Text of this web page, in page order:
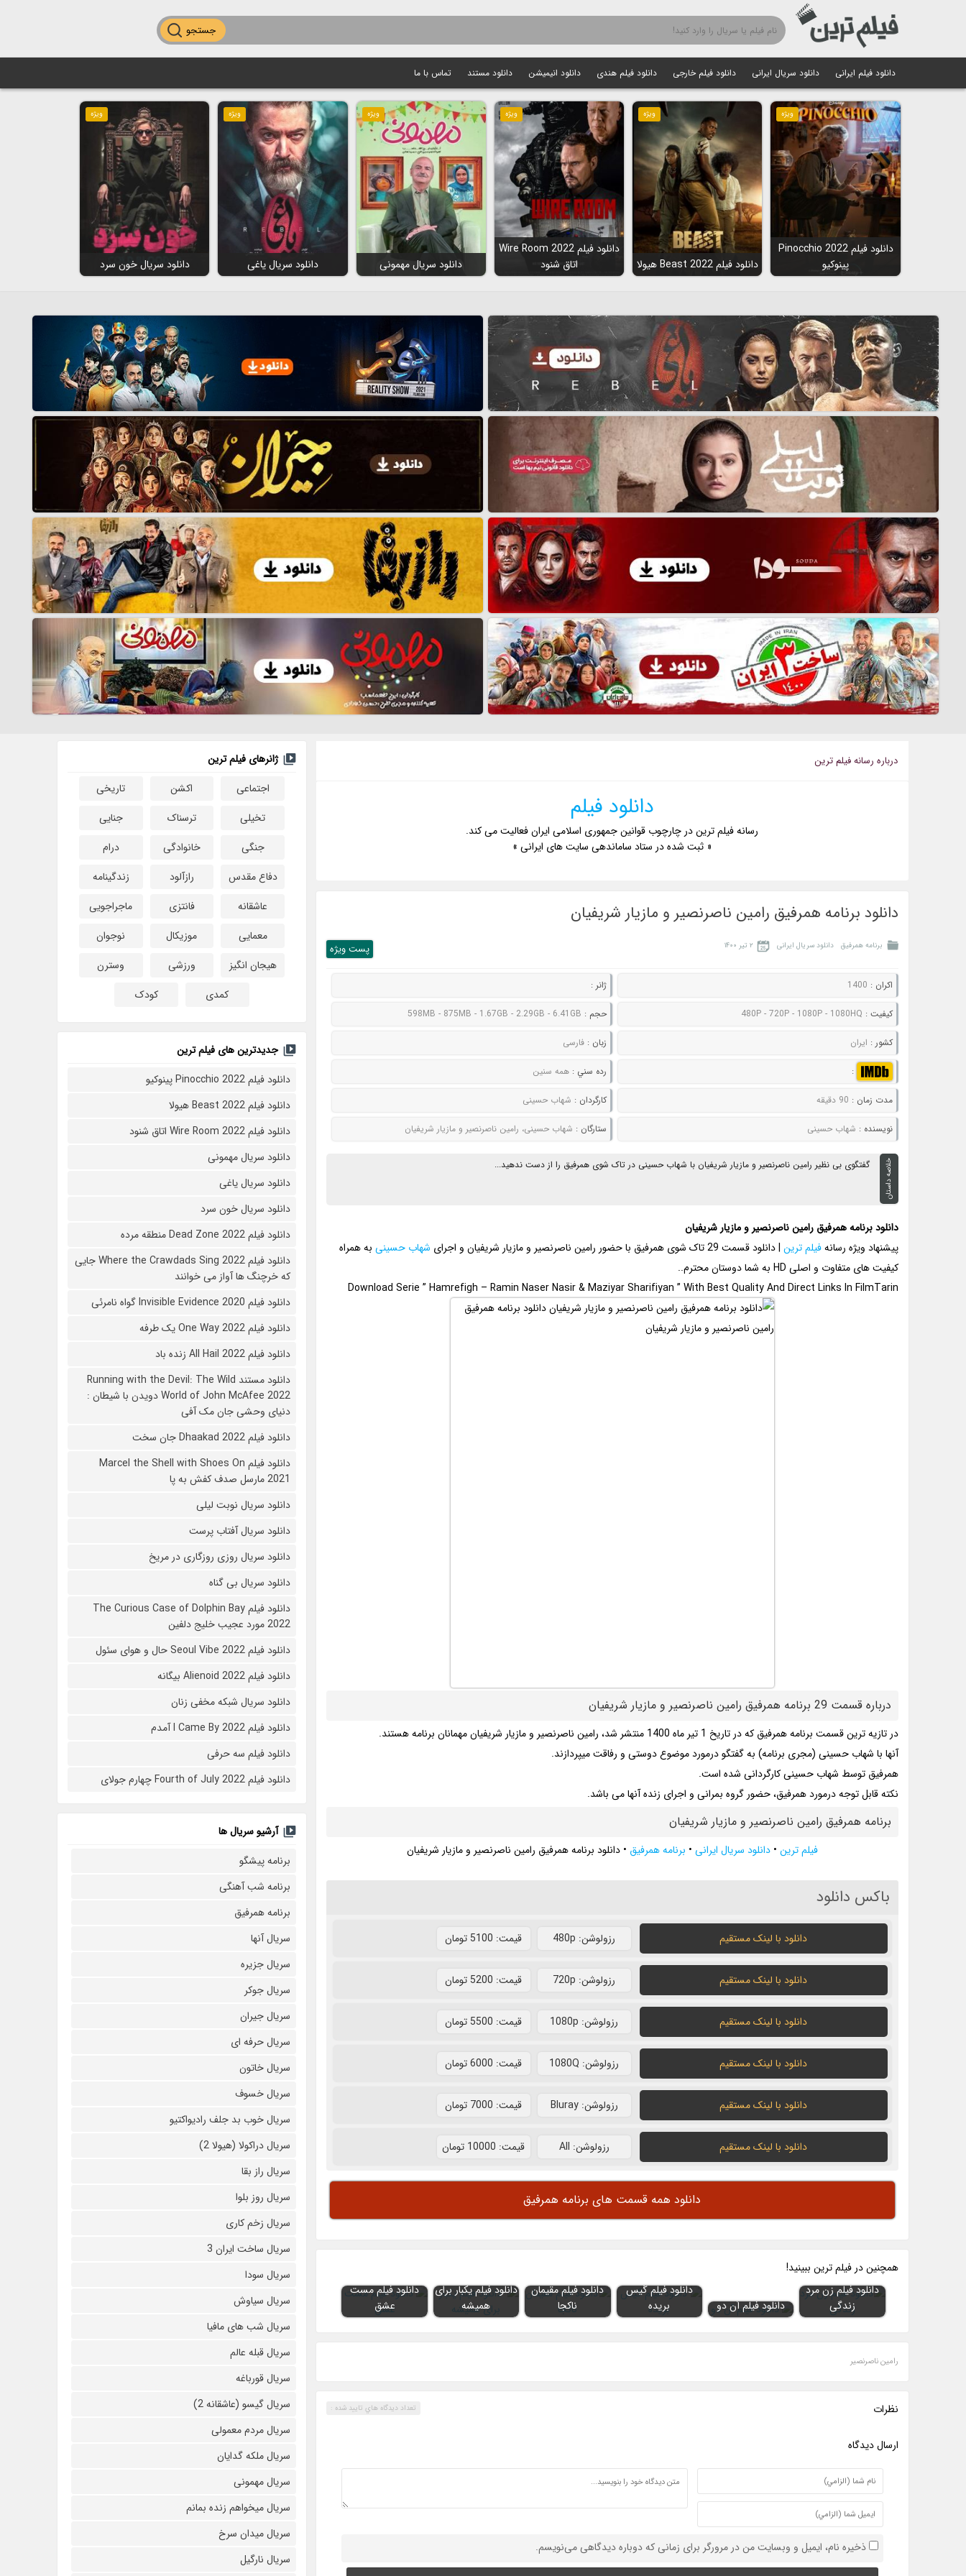
جستجو
دانلود فیلم ایرانی دانلود سریال ایرانی دانلود فیلم خارجی دانلود فیلم هندی دانلود انیمیشن دانلود مستند تماس با ما
ویژه
دانلود فیلم Pinocchio 2022
پینوکیو
ویژه
دانلود فیلم Beast 2022 هیولا
ویژه
دانلود فیلم Wire Room 2022
اتاق شنود
ویژه
دانلود سریال مهمونی
ویژه
دانلود سریال یاغی
ویژه
دانلود سریال خون سرد
درباره رسانه فيلم ترين
دانلود فیلم
رسانه فیلم ترین در چارچوب قوانین جمهوری اسلامی ایران فعالیت می کند.
« ثبت شده در ستاد ساماندهی سایت های ایرانی »
دانلود برنامه همرفیق رامین ناصرنصیر و مازیار شریفیان
برنامه همرفیق دانلود سریال ایرانی ۲ تیر ۱۴۰۰ پست ويژه
اکران : 1400 ژانر :
کيفيت : 480P - 720P - 1080P - 1080HQ حجم : 598MB - 875MB - 1.67GB - 2.29GB - 6.41GB
کشور : ایران زبان :فارسی
: رده سني :همه سنین
مدت زمان : 90 دقیقه کارگردان : شهاب حسینی
نويسنده : شهاب حسینی ستارگان : شهاب حسینی، رامین ناصرنصیر و مازیار شریفیان
خلاصه داستان گفتگوی بی نظیر رامین ناصرنصیر و مازیار شریفیان با شهاب حسینی در تاک شوی همرفیق را از دست ندهید...
دانلود برنامه همرفیق رامین ناصرنصیر و مازیار شریفیان
پیشنهاد ویژه رسانهفیلم ترین | دانلود قسمت 29 تاک شوی همرفیق با حضور رامین ناصرنصیر و مازیار شریفیان و اجرای شهاب حسینی به همراه
کیفیت های متفاوت و اصلی HD به شما دوستان محترم..
Download Serie ” Hamrefigh – Ramin Naser Nasir & Maziyar Sharifiyan ” With Best Quality And Direct Links In FilmTarin
درباره قسمت 29 برنامه همرفیق رامین ناصرنصیر و مازیار شریفیان
در تازیه ترین قسمت برنامه همرفیق که در تاریخ 1 تیر ماه 1400 منتشر شد، رامین ناصرنصیر و مازیار شریفیان مهمانان برنامه هستند.
آنها با شهاب حسینی (مجری برنامه) به گفتگو درمورد موضوع دوستی و رفاقت میپردازند.
همرفیق توسط شهاب حسینی کارگردانی شده است.
نکته قابل توجه درمورد همرفیق، حضور گروه بمرانی و اجرای زنده آنها می باشد.
برنامه همرفیق رامین ناصرنصیر و مازیار شریفیان
فیلم ترین •دانلود سریال ایرانی • برنامه همرفیق •دانلود برنامه همرفیق رامین ناصرنصیر و مازیار شریفیان
باکس دانلود
دانلود با لينک مستقيم رزولوشن: 480p قيمت: 5100 تومان
دانلود با لينک مستقيم رزولوشن: 720p قيمت: 5200 تومان
دانلود با لينک مستقيم رزولوشن: 1080p قيمت: 5500 تومان
دانلود با لينک مستقيم رزولوشن: 1080Q قيمت: 6000 تومان
دانلود با لينک مستقيم رزولوشن: Bluray قيمت: 7000 تومان
دانلود با لينک مستقيم رزولوشن: All قيمت: 10000 تومان
دانلود همه قسمت های برنامه همرفیق
همچنين در فيلم ترين ببينيد!
دانلود فیلم زن مرد
زندگی
دانلود فیلم آن دو
دانلود فیلم گیس
بریده
دانلود فیلم مقیمان
ناکجا
دانلود فیلم یکبار برای
همیشه
دانلود فیلم مست
عشق
رامین ناصرنصیر
نظرات تعداد ديدگاه هاي تاييد شده :
ارسال ديدگاه
ذخیره نام، ایمیل و وبسایت من در مرورگر برای زمانی که دوباره دیدگاهی می‌نویسم.
ژانرهای فیلم ترین
اجتماعی
اکشن
تاریخی
تخیلی
ترسناک
جنایی
جنگی
خانوادگی
درام
دفاع مقدس
رازآلود
زندگینامه
عاشقانه
فانتزی
ماجراجویی
معمایی
موزیکال
نوجوان
هیجان انگیز
ورزشی
وسترن
کمدی
کودک
جدیدترین های فیلم ترین
دانلود فیلم Pinocchio 2022 پینوکیو
دانلود فیلم Beast 2022 هیولا
دانلود فیلم Wire Room 2022 اتاق شنود
دانلود سریال مهمونی
دانلود سریال یاغی
دانلود سریال خون سرد
دانلود فیلم 2022 Dead Zone منطقه مرده
دانلود فیلم Where the Crawdads Sing 2022 جایی
که خرچنگ ها آواز می خوانند
دانلود فیلم 2020 Invisible Evidence گواه نامرئی
دانلود فیلم One Way 2022 یک طرفه
دانلود فیلم All Hail 2022 زنده باد
دانلود مستند Running with the Devil: The Wild
World of John McAfee 2022 دویدن با شیطان :
دنیای وحشی جان مک آفی
دانلود فیلم Dhaakad 2022 جان سخت
دانلود فیلم Marcel the Shell with Shoes On
2021 مارسل صدف کفش به پا
دانلود سریال نوبت لیلی
دانلود سریال آفتاب پرست
دانلود سریال روزی روزگاری در مریخ
دانلود سریال بی گناه
دانلود فیلم The Curious Case of Dolphin Bay
2022 مورد عجیب خلیج دلفین
دانلود فیلم Seoul Vibe 2022 حال و هوای سئول
دانلود فیلم Alienoid 2022 بیگانه
دانلود سریال شبکه مخفی زنان
دانلود فیلم I Came By 2022 آمدم
دانلود فیلم سه حرفی
دانلود فیلم Fourth of July 2022 چهارم جولای
آرشیو سریال ها
برنامه پیشگو
برنامه شب آهنگی
برنامه همرفیق
سریال آنها
سریال جزیره
سریال جوکر
سریال جیران
سریال حرفه ای
سریال خاتون
سریال خسوف
سریال خوب بد جلف رادیواکتیو
سریال دراکولا (هیولا 2)
سریال راز بقا
سریال روز بلوا
سریال زخم کاری
سریال ساخت ایران 3
سریال سودا
سریال سیاوش
سریال شب های مافیا
سریال قبله عالم
سریال قورباغه
سریال گیسو (عاشقانه 2)
سریال مردم معمولی
سریال ملکه گدایان
سریال مهمونی
سریال میخواهم زنده بمانم
سریال میدان سرخ
سریال نارگیل